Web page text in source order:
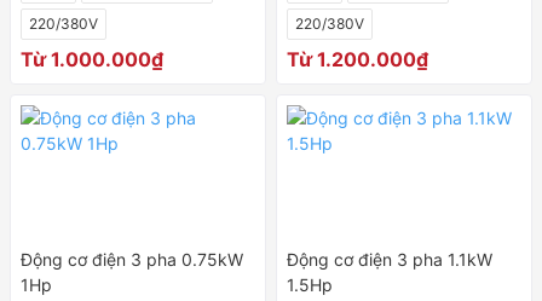
220/380V
Từ 1.000.000₫
220/380V
Từ 1.200.000₫
Động cơ điện 3 pha 0.75kW
1Hp
Động cơ điện 3 pha 1.1kW
1.5Hp